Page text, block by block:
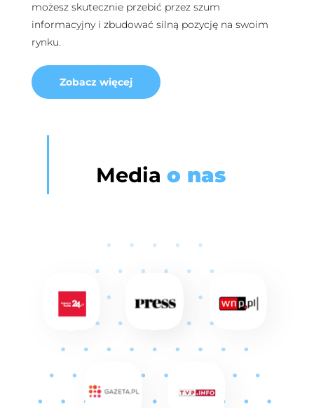
możesz skutecznie przebić przez szum
informacyjny i zbudować silną pozycję na swoim
rynku.
Zobacz więcej
Media o nas